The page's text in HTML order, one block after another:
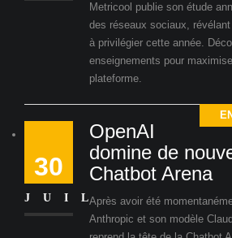
Metricool publie son étude
des réseaux sociaux,
à privilégier cette année.
enseignements pour
plateforme.
30
JUIL
OpenAI
domine de
Chatbot Arena
Après avoir été
Anthropic et son modèle